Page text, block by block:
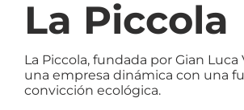
La Piccola
La Piccola, fundada por Gian Luca
una empresa dinámica con una
convicción ecológica.